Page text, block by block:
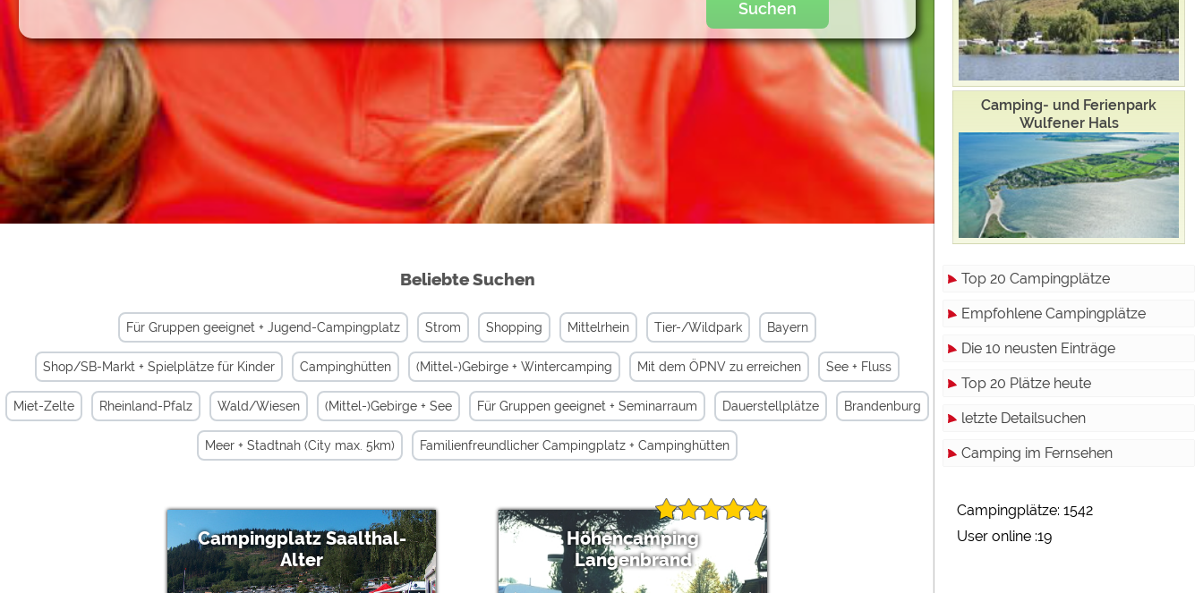
Suchen
Beliebte Suchen
Für Gruppen geeignet + Jugend-Campingplatz Strom Shopping Mittelrhein Tier-/Wildpark Bayern
Shop/SB-Markt + Spielplätze für Kinder Campinghütten (Mittel-)Gebirge + Wintercamping Mit dem ÖPNV zu erreichen See + Fluss
Miet-Zelte Rheinland-Pfalz Wald/Wiesen (Mittel-)Gebirge + See Für Gruppen geeignet + Seminarraum Dauerstellplätze Brandenburg
Meer + Stadtnah (City max. 5km) Familienfreundlicher Campingplatz + Campinghütten
Campingplatz Saalthal-
Alter
Höhencamping
Langenbrand
Camping- und Ferienpark
Wulfener Hals
Top 20 Campingplätze
Empfohlene Campingplätze
Die 10 neusten Einträge
Top 20 Plätze heute
letzte Detailsuchen
Camping im Fernsehen
Campingplätze: 1542
User online :19